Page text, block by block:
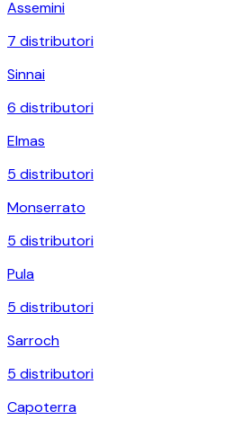
Assemini
7 distributori
Sinnai
6 distributori
Elmas
5 distributori
Monserrato
5 distributori
Pula
5 distributori
Sarroch
5 distributori
Capoterra